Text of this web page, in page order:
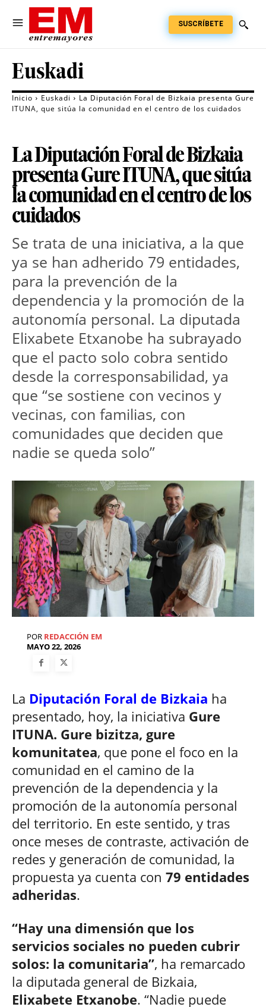
SUSCRÍBETE
Euskadi
Inicio Euskadi
La Diputación Foral de Bizkaia presenta Gure
ITUNA, que sitúa la comunidad en el centro de los cuidados
La Diputación Foral de Bizkaia
presenta Gure ITUNA, que sitúa
la comunidad en el centro de los
cuidados
Se trata de una iniciativa, a la que
ya se han adherido 79 entidades,
para la prevención de la
dependencia y la promoción de la
autonomía personal. La diputada
Elixabete Etxanobe ha subrayado
que el pacto solo cobra sentido
desde la corresponsabilidad, ya
que “se sostiene con vecinos y
vecinas, con familias, con
comunidades que deciden que
nadie se queda solo”
POR REDACCIÓN EM
MAYO 22, 2026
La Diputación Foral de Bizkaia ha
presentado, hoy, la iniciativa Gure
ITUNA. Gure bizitza, gure
komunitatea, que pone el foco en la
comunidad en el camino de la
prevención de la dependencia y la
promoción de la autonomía personal
del territorio. En este sentido, y tras
once meses de contraste, activación de
redes y generación de comunidad, la
propuesta ya cuenta con 79 entidades
adheridas.
“Hay una dimensión que los
servicios sociales no pueden cubrir
solos: la comunitaria”, ha remarcado
la diputada general de Bizkaia,
Elixabete Etxanobe. “Nadie puede